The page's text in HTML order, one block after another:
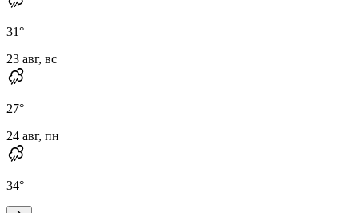
31°
23 авг, вс
27°
24 авг, пн
34°